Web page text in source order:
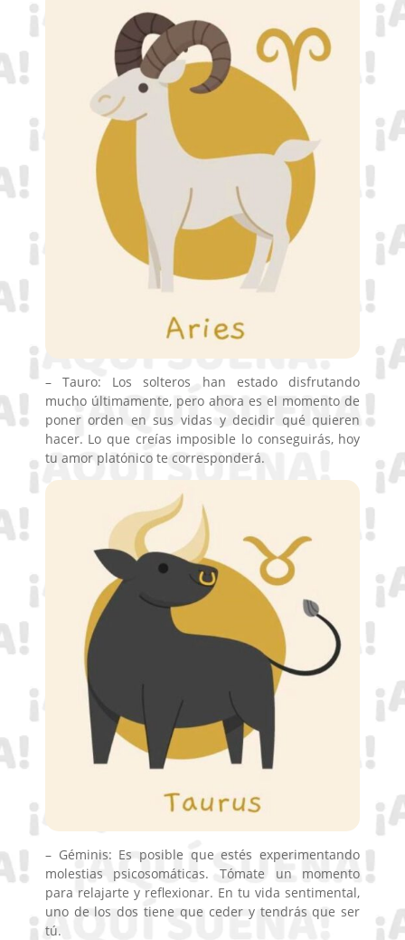
– Tauro: Los solteros han estado disfrutando
mucho últimamente, pero ahora es el momento de
poner orden en sus vidas y decidir qué quieren
hacer. Lo que creías imposible lo conseguirás, hoy
tu amor platónico te corresponderá.
– Géminis: Es posible que estés experimentando
molestias psicosomáticas. Tómate un momento
para relajarte y reflexionar. En tu vida sentimental,
uno de los dos tiene que ceder y tendrás que ser
tú.